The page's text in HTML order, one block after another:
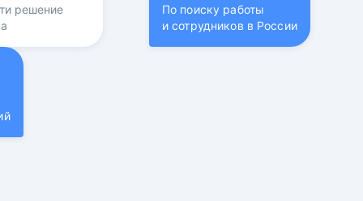
решение
По поиску работы
и сотрудников в России